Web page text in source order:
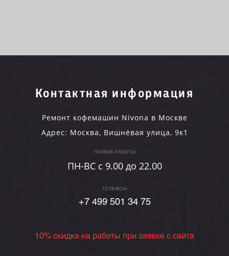
Контактная информация
Ремонт кофемашин Nivona в Москве
Адрес: Москва, Вишнёвая улица, 9к1
ГРАФИК РАБОТЫ
ПН-ВC c 9.00 до 22.00
ТЕЛЕФОН
+7 499 501 34 75
10% скидка на работы при заявке с сайта